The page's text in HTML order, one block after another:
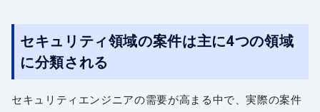
セキュリティ領域の案件は主に4つの領域
に分類される
セキュリティエンジニアの需要が高まる中で、実際の案件